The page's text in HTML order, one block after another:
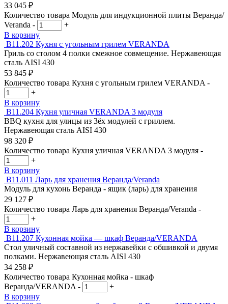
33 045 ₽
Количество товара Модуль для индукционной плиты Веранда/
Veranda -
+
В корзину
В11.202 Кухня с угольным грилем VERANDA
Гриль со столом 4 полки смежное совмещение. Нержавеющая
сталь AISI 430
53 845 ₽
Количество товара Кухня с угольным грилем VERANDA -
+
В корзину
В11.204 Кухня уличная VERANDA 3 модуля
BBQ кухня для улицы из 3ёх модулей с гриллем.
Нержавеющая сталь AISI 430
98 320 ₽
Количество товара Кухня уличная VERANDA 3 модуля -
+
В корзину
В11.011 Ларь для хранения Веранда/Veranda
Модуль для кухонь Веранда - ящик (ларь) для хранения
29 127 ₽
Количество товара Ларь для хранения Веранда/Veranda -
+
В корзину
В11.207 Кухонная мойка — шкаф Веранда/VERANDA
Стол уличный составной из нержавейки с обшивкой и двумя
полками. Нержавеющая сталь AISI 430
34 258 ₽
Количество товара Кухонная мойка - шкаф
Веранда/VERANDA -
+
В корзину